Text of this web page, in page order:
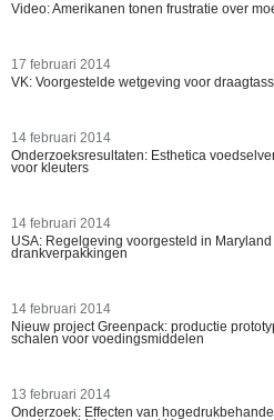
Video: Amerikanen tonen frustratie over
17 februari 2014
VK: Voorgestelde wetgeving voor
14 februari 2014
Onderzoeksresultaten: Esthetica
voor kleuters
14 februari 2014
USA: Regelgeving voorgesteld in
drankverpakkingen
14 februari 2014
Nieuw project Greenpack: productie
schalen voor voedingsmiddelen
13 februari 2014
Onderzoek: Effecten van